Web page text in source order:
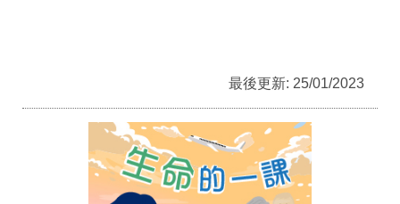
最後更新: 25/01/2023